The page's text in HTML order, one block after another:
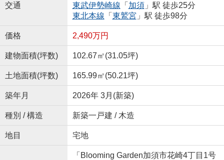
交通
東武伊勢崎線 「 加須」駅 徒歩25分
東北本線 「 東鷲宮 」駅 徒歩98分
価格 2,490万円
建物面積(坪数) 102.67㎡(31.05坪)
土地面積(坪数) 165.99㎡(50.21坪)
築年月 2026年 3月(新築)
種別 / 構造 新築一戸建 / 木造
地目 宅地
「Blooming Garden加須市花崎4丁目1号